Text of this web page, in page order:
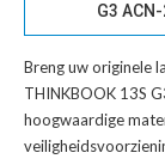
G3
Breng uw originele
THINKBOOK 13S
hoogwaardige